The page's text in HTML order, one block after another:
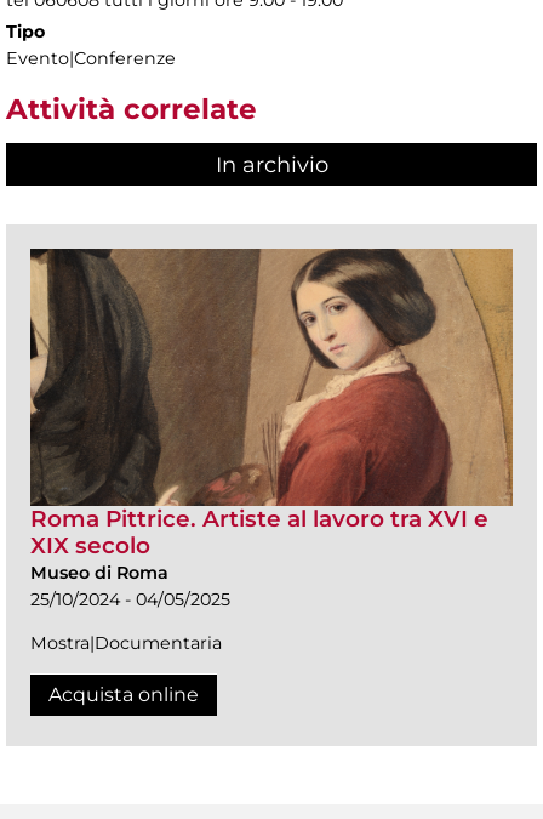
Tipo
Evento|Conferenze
Attività correlate
In archivio
Roma Pittrice. Artiste al lavoro tra XVI e
XIX secolo
Museo di Roma
25/10/2024 - 04/05/2025
Mostra|Documentaria
Acquista online